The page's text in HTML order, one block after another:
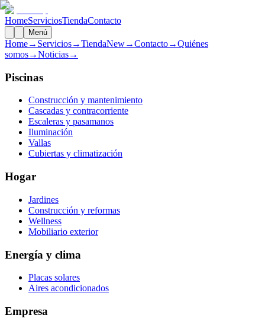
HomeServiciosTiendaContacto
Menú
Home→ Servicios→TiendaNew→Contacto→Quiénes
somos→Noticias→
Piscinas
Construcción y mantenimiento
Cascadas y contracorriente
Escaleras y pasamanos
Iluminación
Vallas
Cubiertas y climatización
Hogar
Jardines
Construcción y reformas
Wellness
Mobiliario exterior
Energía y clima
Placas solares
Aires acondicionados
Empresa